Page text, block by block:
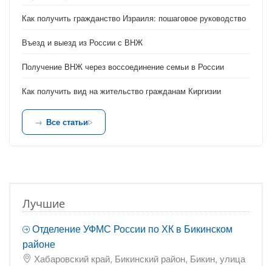
Как получить гражданство Израиля: пошаговое руководство
Въезд и выезд из России с ВНЖ
Получение ВНЖ через воссоединение семьи в России
Как получить вид на жительство гражданам Киргизии
Все статьи
Лучшие
Отделение УФМС России по ХК в Бикинском
районе
Хабаровский край, Бикинский район, Бикин, улица